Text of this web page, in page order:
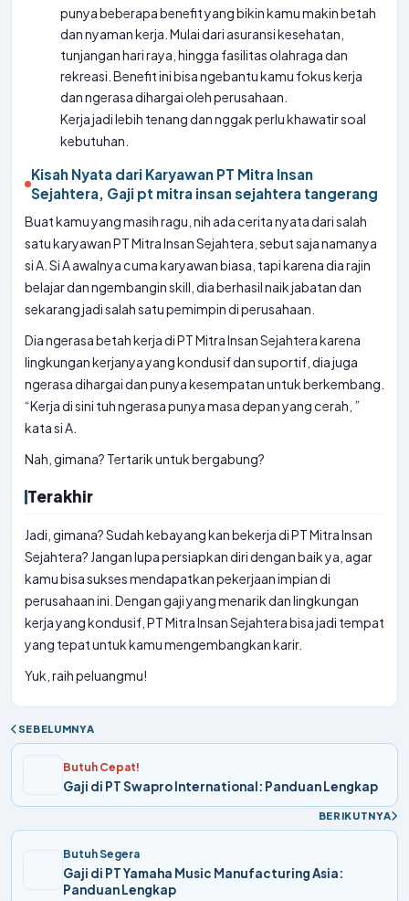
punya beberapa benefit yang bikin kamu makin betah
dan nyaman kerja. Mulai dari asuransi kesehatan,
tunjangan hari raya, hingga fasilitas olahraga dan
rekreasi. Benefit ini bisa ngebantu kamu fokus kerja
dan ngerasa dihargai oleh perusahaan.
Kerja jadi lebih tenang dan nggak perlu khawatir soal
kebutuhan.
Kisah Nyata dari Karyawan PT Mitra Insan
Sejahtera, Gaji pt mitra insan sejahtera tangerang
Buat kamu yang masih ragu, nih ada cerita nyata dari salah
satu karyawan PT Mitra Insan Sejahtera, sebut saja namanya
si A. Si A awalnya cuma karyawan biasa, tapi karena dia rajin
belajar dan ngembangin skill, dia berhasil naik jabatan dan
sekarang jadi salah satu pemimpin di perusahaan.
Dia ngerasa betah kerja di PT Mitra Insan Sejahtera karena
lingkungan kerjanya yang kondusif dan suportif, dia juga
ngerasa dihargai dan punya kesempatan untuk berkembang.
“Kerja di sini tuh ngerasa punya masa depan yang cerah, ”
kata si A.
Nah, gimana? Tertarik untuk bergabung?
Terakhir
Jadi, gimana? Sudah kebayang kan bekerja di PT Mitra Insan
Sejahtera? Jangan lupa persiapkan diri dengan baik ya, agar
kamu bisa sukses mendapatkan pekerjaan impian di
perusahaan ini. Dengan gaji yang menarik dan lingkungan
kerja yang kondusif, PT Mitra Insan Sejahtera bisa jadi tempat
yang tepat untuk kamu mengembangkan karir.
Yuk, raih peluangmu!
SEBELUMNYA
Butuh Cepat!
Gaji di PT Swapro International: Panduan Lengkap
BERIKUTNYA
Butuh Segera
Gaji di PT Yamaha Music Manufacturing Asia:
Panduan Lengkap